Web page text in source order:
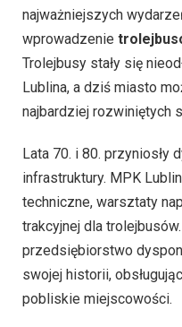
najważniejszych
wprowadzenie
Trolejbusy stały się
Lublina, a dziś miasto
najbardziej rozwiniętych
Lata 70. i 80. przyniosły
infrastruktury. MPK
techniczne, warsztaty
trakcyjnej dla
przedsiębiorstwo
swojej historii,
pobliskie miejscowości.